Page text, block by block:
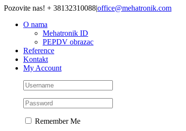
Skip
content
Pozovite nas! + 38132310088|office@mehatronik.com
O nama
Mehatronik ID
PEPDV obrazac
Reference
Kontakt
My Account
Remember Me